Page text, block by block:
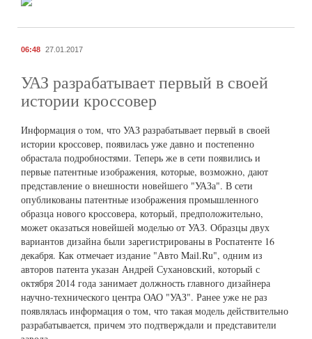
06:48 27.01.2017
УАЗ разрабатывает первый в своей
истории кроссовер
Информация о том, что УАЗ разрабатывает первый в своей
истории кроссовер, появилась уже давно и постепенно
обрастала подробностями. Теперь же в сети появились и
первые патентные изображения, которые, возможно, дают
представление о внешности новейшего "УАЗа". В сети
опубликованы патентные изображения промышленного
образца нового кроссовера, который, предположительно,
может оказаться новейшей моделью от УАЗ. Образцы двух
вариантов дизайна были зарегистрированы в Роспатенте 16
декабря. Как отмечает издание "Авто Mail.Ru", одним из
авторов патента указан Андрей Сухановский, который с
октября 2014 года занимает должность главного дизайнера
научно-технического центра ОАО "УАЗ". Ранее уже не раз
появлялась информация о том, что такая модель действительно
разрабатывается, причем это подтверждали и представители